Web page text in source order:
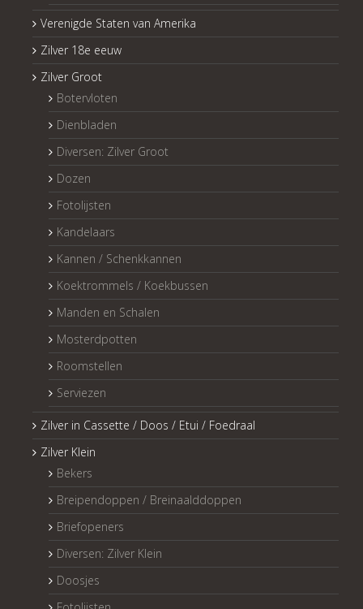
Verenigde Staten van Amerika
Zilver 18e eeuw
Zilver Groot
Botervloten
Dienbladen
Diversen: Zilver Groot
Dozen
Fotolijsten
Kandelaars
Kannen / Schenkkannen
Koektrommels / Koekbussen
Manden en Schalen
Mosterdpotten
Roomstellen
Serviezen
Zilver in Cassette / Doos / Etui / Foedraal
Zilver Klein
Bekers
Breipendoppen / Breinaalddoppen
Briefopeners
Diversen: Zilver Klein
Doosjes